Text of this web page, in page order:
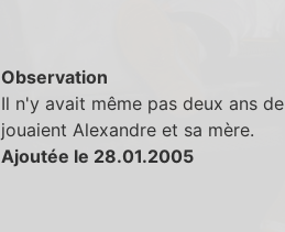
Observation
Il n'y avait même pas deux ans
jouaient Alexandre et sa mère.
Ajoutée le 28.01.2005